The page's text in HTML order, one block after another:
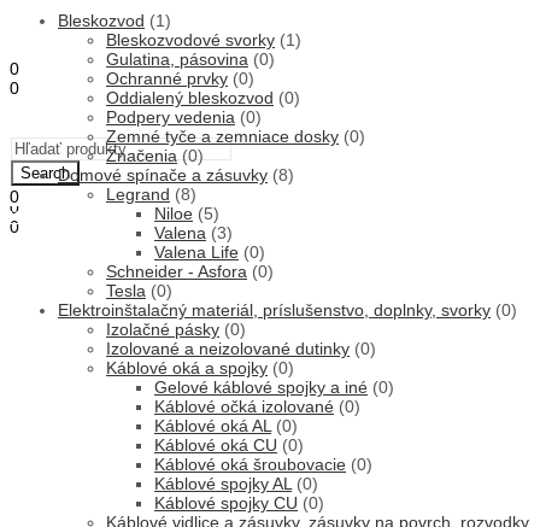
0
0
STAVEBNÁ ČINNOSŤ
KONTAKT
0
0
0,00€
Search
0
Košík
Bleskozvod (1)
Bleskozvodové svorky (1)
Gulatina, pásovina (0)
Ochranné prvky (0)
Oddialený bleskozvod (0)
Podpery vedenia (0)
Zemné tyče a zemniace dosky (0)
Značenia (0)
Domové spínače a zásuvky (8)
Legrand (8)
Niloe (5)
Valena (3)
Valena Life (0)
Schneider - Asfora (0)
Tesla (0)
Elektroinštalačný materiál, príslušenstvo, doplnky, svorky (0)
Izolačné pásky (0)
Izolované a neizolované dutinky (0)
Káblové oká a spojky (0)
Gelové káblové spojky a iné (0)
Káblové očká izolované (0)
Káblové oká AL (0)
Káblové oká CU (0)
Káblové oká šroubovacie (0)
Káblové spojky AL (0)
Káblové spojky CU (0)
Káblové vidlice a zásuvky, zásuvky na povrch, rozvodky